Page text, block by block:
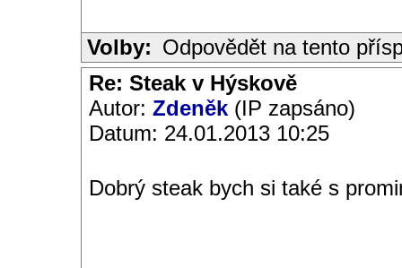
Volby: Odpovědět na tento
Re: Steak v Hýskově
Autor: Zdeněk (IP zapsáno)
Datum: 24.01.2013 10:25
Dobrý steak bych si také s